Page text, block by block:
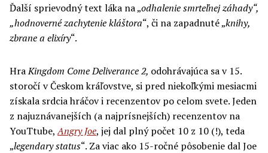
Ďalší sprievodný text láka na „odhalenie smrteľnej záhady“,
„hodnoverné zachytenie kláštora“, či na zapadnuté „knihy,
zbrane a elixíry“.
HraKingdom Come Deliverance 2, odohrávajúca sa v 15.
storočí v Českom kráľovstve, si pred niekoľkými mesiacmi
získala srdcia hráčov i recenzentov po celom svete. Jeden
z najuznávanejších (a najprísnejších) recenzentov na
YouTtube,Angry Joe, jej dal plný počet 10 z 10 (!), teda
„legendary status“. Za viac ako 15-ročné pôsobenie dal Joe